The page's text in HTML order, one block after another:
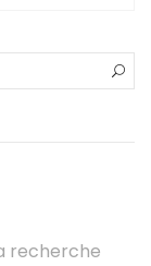
recherche